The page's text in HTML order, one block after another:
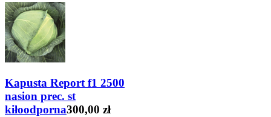
Kapusta Report f1 2500
nasion prec. st
kiłoodporna300,00 zł